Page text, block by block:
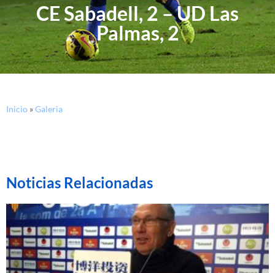
CE Sabadell, 2 – UD Las
Palmas, 2
Inicio »Galeria
Noticias Relacionadas